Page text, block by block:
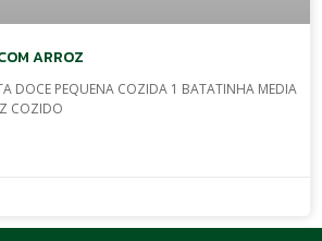
ARROZ
DOCE PEQUENA COZIDA 1 BATATINHA MEDIA
COZIDO